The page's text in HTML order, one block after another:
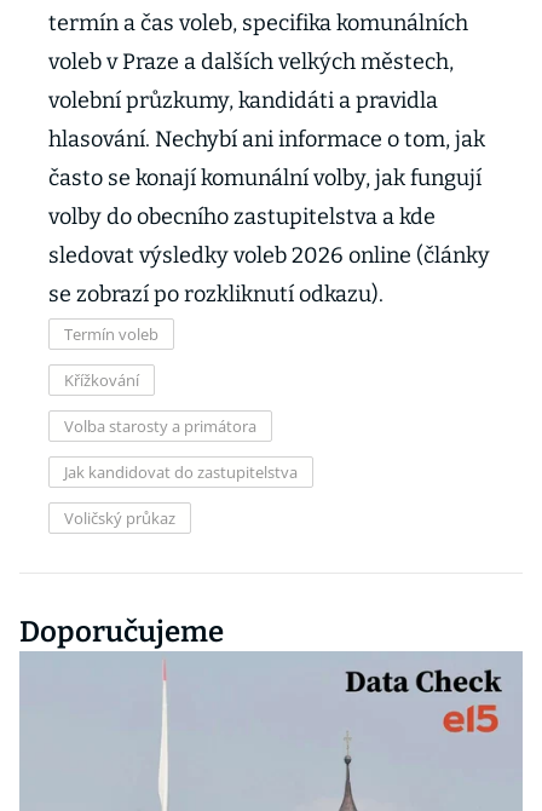
termín a čas voleb, specifika komunálních
voleb v Praze a dalších velkých městech,
volební průzkumy, kandidáti a pravidla
hlasování. Nechybí ani informace o tom, jak
často se konají komunální volby, jak fungují
volby do obecního zastupitelstva a kde
sledovat výsledky voleb 2026 online (články
se zobrazí po rozkliknutí odkazu).
Termín voleb
Křížkování
Volba starosty a primátora
Jak kandidovat do zastupitelstva
Voličský průkaz
Doporučujeme